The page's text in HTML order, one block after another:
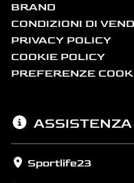
BRAND
CONDIZIONI DI
PRIVACY POLICY
COOKIE POLICY
PREFERENZE
Sportlife23